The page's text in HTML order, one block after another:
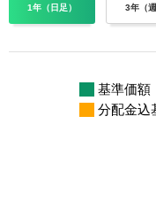
1年（日足） 3年（週
基準価額
分配金